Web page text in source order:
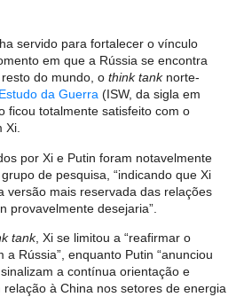
servido para fortalecer o vínculo
em que a Rússia se encontra
do mundo, o think tanknorte-
da Guerra (ISW, da sigla em
ficou totalmente satisfeito com o
Xi.
por Xi e Putin foram notavelmente
de pesquisa, “indicando que Xi
versão mais reservada das relações
provavelmente desejaria”.
tank, Xi se limitou a “reafirmar o
Rússia”, enquanto Putin “anunciou
a contínua orientação e
à China nos setores de energia